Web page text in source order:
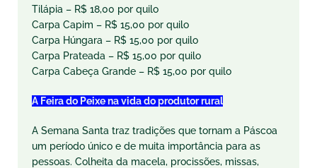
Tilápia – R$ 18,00 por quilo
Carpa Capim – R$ 15,00 por quilo
Carpa Húngara – R$ 15,00 por quilo
Carpa Prateada – R$ 15,00 por quilo
Carpa Cabeça Grande – R$ 15,00 por quilo
A Feira do Peixe na vida do produtor rural
A Semana Santa traz tradições que tornam a Páscoa
um período único e de muita importância para as
pessoas. Colheita da macela, procissões, missas,